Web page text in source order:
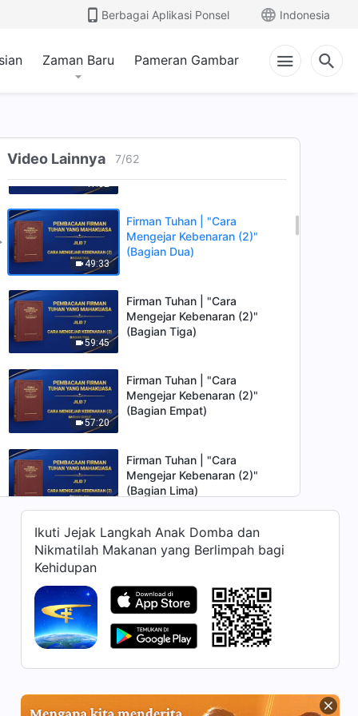
Berbagai Aplikasi Ponsel Indonesia
Zaman Baru Pameran Gambar
Video Lainnya 7/62
43:36
(Bagian Empat)
Firman Tuhan | "Cara
41:32
Firman Tuhan | "Cara
Mengejar Kebenaran (2)"
49:33
Firman Tuhan | "Cara
Mengejar Kebenaran (2)"
(Bagian Dua)
59:45
Firman Tuhan | "Cara
Mengejar Kebenaran (2)"
(Bagian Tiga)
57:20
Firman Tuhan | "Cara
Mengejar Kebenaran (2)"
(Bagian Empat)
Firman Tuhan | "Cara
Mengejar Kebenaran (2)"
(Bagian Lima)
Firman Tuhan | "Cara
Mengejar Kebenaran (3)"
Firman Tuhan | "Cara
Mengejar Kebenaran (3)"
(Bagian Dua)
Firman Tuhan | "Cara
Mengejar Kebenaran (3)"
Ikuti Jejak Langkah Anak Domba dan
Nikmatilah Makanan yang Berlimpah bagi
Kehidupan